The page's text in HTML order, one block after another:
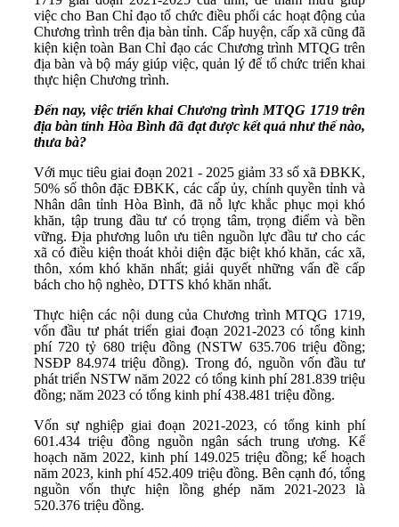
việc cho Ban Chỉ đạo tổ chức điều phối các hoạt động của
Chương trình trên địa bàn tỉnh. Cấp huyện, cấp xã cũng đã
kiện kiện toàn Ban Chỉ đạo các Chương trình MTQG trên
địa bàn và bộ máy giúp việc, quản lý để tổ chức triển khai
thực hiện Chương trình.
Đến nay, việc triển khai Chương trình MTQG 1719 trên
địa bàn tỉnh Hòa Bình đã đạt được kết quả như thế nào,
thưa bà?
Với mục tiêu giai đoạn 2021 - 2025 giảm 33 số xã ĐBKK,
50% số thôn đặc ĐBKK, các cấp ủy, chính quyền tỉnh và
Nhân dân tỉnh Hòa Bình, đã nỗ lực khắc phục mọi khó
khăn, tập trung đầu tư có trọng tâm, trọng điểm và bền
vững. Địa phương luôn ưu tiên nguồn lực đầu tư cho các
xã có điều kiện thoát khỏi diện đặc biệt khó khăn, các xã,
thôn, xóm khó khăn nhất; giải quyết những vấn đề cấp
bách cho hộ nghèo, DTTS khó khăn nhất.
Thực hiện các nội dung của Chương trình MTQG 1719,
vốn đầu tư phát triển giai đoạn 2021-2023 có tổng kinh
phí 720 tỷ 680 triệu đồng (NSTW 635.706 triệu đồng;
NSĐP 84.974 triệu đồng). Trong đó, nguồn vốn đầu tư
phát triển NSTW năm 2022 có tổng kinh phí 281.839 triệu
đồng; năm 2023 có tổng kinh phí 438.481 triệu đồng.
Vốn sự nghiệp giai đoạn 2021-2023, có tổng kinh phí
601.434 triệu đồng nguồn ngân sách trung ương. Kế
hoạch năm 2022, kinh phí 149.025 triệu đồng; kế hoạch
năm 2023, kinh phí 452.409 triệu đồng. Bên cạnh đó, tổng
nguồn vốn thực hiện lồng ghép năm 2021-2023 là
520.376 triệu đồng.